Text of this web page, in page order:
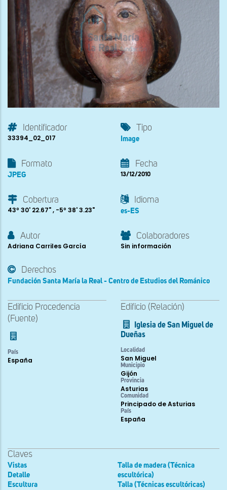
Identificador
33394_02_017
Tipo
Image
Formato
JPEG
Fecha
13/12/2010
Cobertura
43º 30' 22.67" , -5º 38' 3.23"
Idioma
es-ES
Autor
Adriana Carriles García
Colaboradores
Sin información
Derechos
Fundación Santa María la Real - Centro de Estudios del Románico
Edificio Procedencia
(Fuente)
País
España
Edificio (Relación)
Iglesia de San Miguel de
Dueñas
Localidad
San Miguel
Municipio
Gijón
Provincia
Asturias
Comunidad
Principado de Asturias
País
España
Claves
Vistas
Detalle
Escultura
Talla de madera (Técnica
escultórica)
Talla (Técnicas escultóricas)